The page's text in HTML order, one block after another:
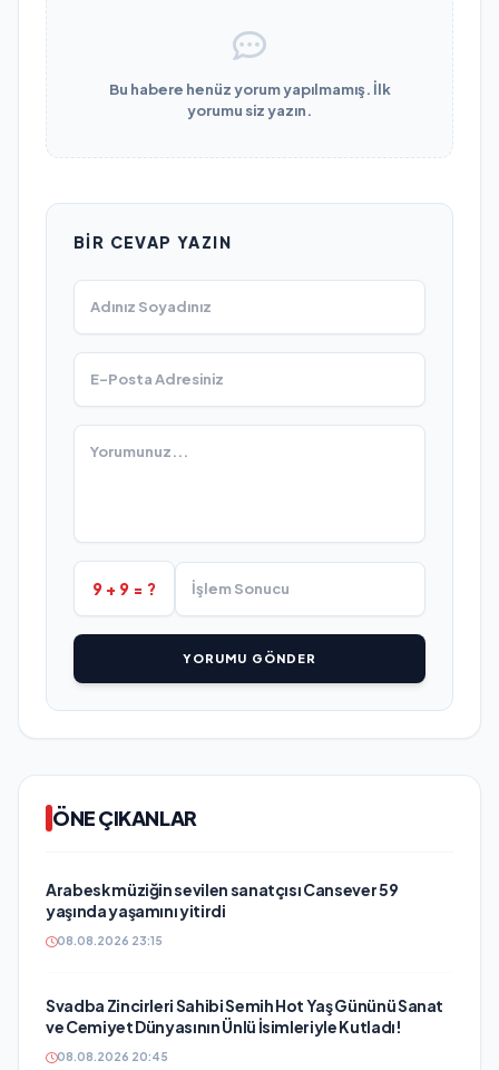
Bu habere henüz yorum yapılmamış. İlk
yorumu siz yazın.
BIR CEVAP YAZIN
9 + 9 = ?
YORUMU GÖNDER
ÖNE ÇIKANLAR
Arabesk müziğin sevilen sanatçısı Cansever 59
yaşında yaşamını yitirdi
08.08.2026 23:15
Svadba Zincirleri Sahibi Semih Hot Yaş Gününü Sanat
ve Cemiyet Dünyasının Ünlü İsimleriyle Kutladı!
08.08.2026 20:45